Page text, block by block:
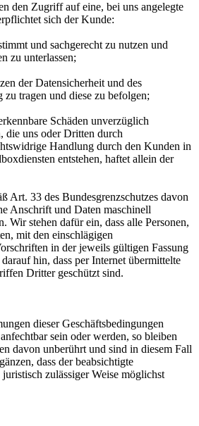
den Zugriff auf eine, bei uns angelegte
sich der Kunde:
und sachgerecht zu nutzen und
zu unterlassen;
der Datensicherheit und des
zu tragen und diese zu befolgen;
Schäden unverzüglich
die uns oder Dritten durch
Handlung durch den Kunden in
entstehen, haftet allein der
Art. 33 des Bundesgrenzschutzes davon
Anschrift und Daten maschinell
Wir stehen dafür ein, dass alle Personen,
mit den einschlägigen
in der jeweils gültigen Fassung
hin, dass per Internet übermittelte
Dritter geschützt sind.
dieser Geschäftsbedingungen
sein oder werden, so bleiben
davon unberührt und sind in diesem Fall
dass der beabsichtigte
zulässiger Weise möglichst